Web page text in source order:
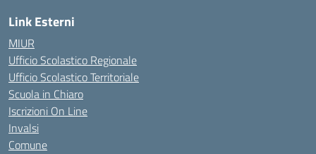
Link Esterni
MIUR
Ufficio Scolastico Regionale
Ufficio Scolastico Territoriale
Scuola in Chiaro
Iscrizioni On Line
Invalsi
Comune